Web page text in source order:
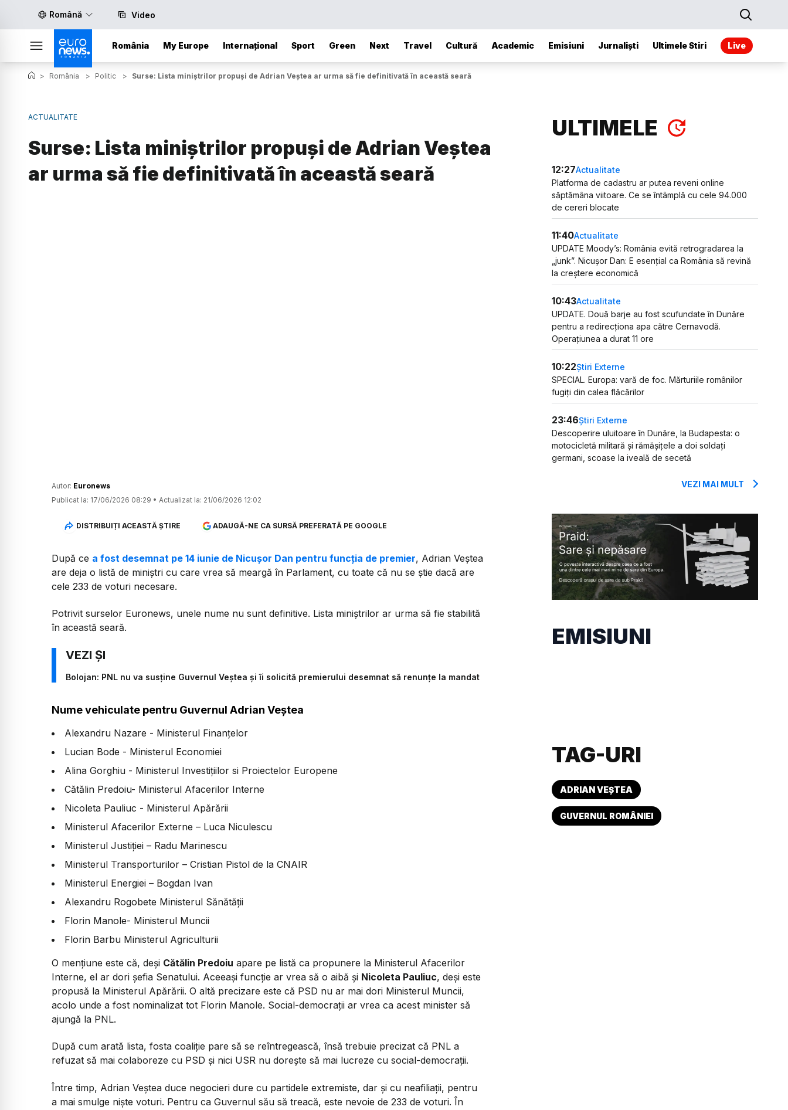
Română Video
România My Europe Internațional Sport Green Next Travel Cultură Academic Emisiuni Jurnaliști Ultimele Stiri Live
> România > Politic > Surse: Lista miniștrilor propuși de Adrian Veștea ar urma să fie definitivată în această seară
ACTUALITATE
Surse: Lista miniștrilor propuși de Adrian Veștea
ar urma să fie definitivată în această seară
Autor: Euronews
Publicat la: 17/06/2026 08:29 • Actualizat la: 21/06/2026 12:02
DISTRIBUIȚI ACEASTĂ ȘTIRE ADAUGĂ-NE CA SURSĂ PREFERATĂ PE GOOGLE
După ce a fost desemnat pe 14 iunie de Nicușor Dan pentru funcția de premier, Adrian Veștea
are deja o listă de miniștri cu care vrea să meargă în Parlament, cu toate că nu se știe dacă are
cele 233 de voturi necesare.
Potrivit surselor Euronews, unele nume nu sunt definitive. Lista miniștrilor ar urma să fie stabilită
în această seară.
Bolojan: PNL nu va susține Guvernul Veștea și îi solicită premierului desemnat să renunțe la mandat
Nume vehiculate pentru Guvernul Adrian Veștea
Alexandru Nazare - Ministerul Finanțelor
Lucian Bode - Ministerul Economiei
Alina Gorghiu - Ministerul Investițiilor si Proiectelor Europene
Cătălin Predoiu- Ministerul Afacerilor Interne
Nicoleta Pauliuc - Ministerul Apărării
Ministerul Afacerilor Externe – Luca Niculescu
Ministerul Justiției – Radu Marinescu
Ministerul Transporturilor – Cristian Pistol de la CNAIR
Ministerul Energiei – Bogdan Ivan
Alexandru Rogobete Ministerul Sănătății
Florin Manole- Ministerul Muncii
Florin Barbu Ministerul Agriculturii
O mențiune este că, deși Cătălin Predoiu apare pe listă ca propunere la Ministerul Afacerilor
Interne, el ar dori șefia Senatului. Aceeași funcție ar vrea să o aibă și Nicoleta Pauliuc, deși este
propusă la Ministerul Apărării. O altă precizare este că PSD nu ar mai dori Ministerul Muncii,
acolo unde a fost nominalizat tot Florin Manole. Social-democrații ar vrea ca acest minister să
ajungă la PNL.
După cum arată lista, fosta coaliție pare să se reîntregească, însă trebuie precizat că PNL a
refuzat să mai colaboreze cu PSD și nici USR nu dorește să mai lucreze cu social-democrații.
Între timp, Adrian Veștea duce negocieri dure cu partidele extremiste, dar și cu neafiliații, pentru
a mai smulge niște voturi. Pentru ca Guvernul său să treacă, este nevoie de 233 de voturi. În
ULTIMELE
12:27Actualitate
Platforma de cadastru ar putea reveni online
săptămâna viitoare. Ce se întâmplă cu cele 94.000
de cereri blocate
11:40Actualitate
UPDATE Moody’s: România evită retrogradarea la
„junk”. Nicușor Dan: E esențial ca România să revină
la creștere economică
10:43Actualitate
UPDATE. Două barje au fost scufundate în Dunăre
pentru a redirecționa apa către Cernavodă.
Operațiunea a durat 11 ore
10:22Știri Externe
SPECIAL. Europa: vară de foc. Mărturiile românilor
fugiți din calea flăcărilor
23:46Știri Externe
Descoperire uluitoare în Dunăre, la Budapesta: o
motocicletă militară și rămășițele a doi soldați
germani, scoase la iveală de secetă
VEZI MAI MULT
EMISIUNI
TAG-URI
ADRIAN VEȘTEA
GUVERNUL ROMÂNIEI